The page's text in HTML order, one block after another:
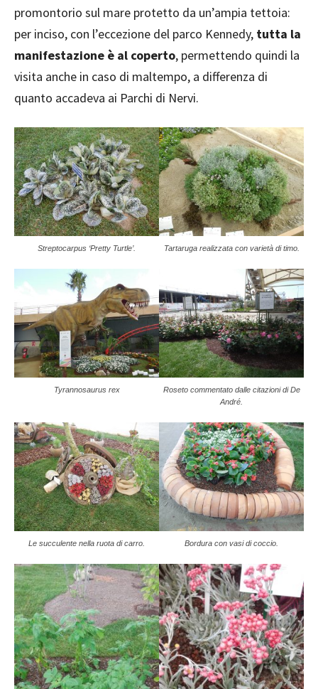
promontorio sul mare protetto da un’ampia tettoia:
per inciso, con l’eccezione del parco Kennedy, tutta la
manifestazione è al coperto, permettendo quindi la
visita anche in caso di maltempo, a differenza di
quanto accadeva ai Parchi di Nervi.
Streptocarpus ‘Pretty Turtle’. Tartaruga realizzata con varietà di timo.
Tyrannosaurus rex
Roseto commentato dalle citazioni di De
André.
Le succulente nella ruota di carro. Bordura con vasi di coccio.